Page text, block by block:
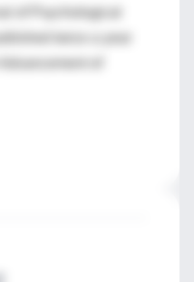
of Psychological